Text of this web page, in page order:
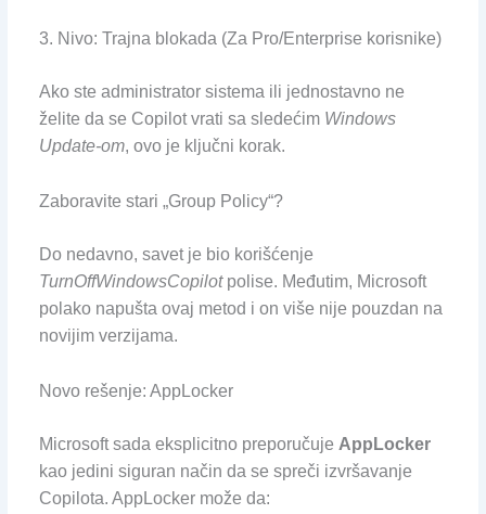
3. Nivo: Trajna blokada (Za Pro/Enterprise korisnike)
Ako ste administrator sistema ili jednostavno ne
želite da se Copilot vrati sa sledećim Windows
Update-om, ovo je ključni korak.
Zaboravite stari „Group Policy“?
Do nedavno, savet je bio korišćenje
TurnOffWindowsCopilotpolise. Međutim, Microsoft
polako napušta ovaj metod i on više nije pouzdan na
novijim verzijama.
Novo rešenje: AppLocker
Microsoft sada eksplicitno preporučuje AppLocker
kao jedini siguran način da se spreči izvršavanje
Copilota. AppLocker može da: